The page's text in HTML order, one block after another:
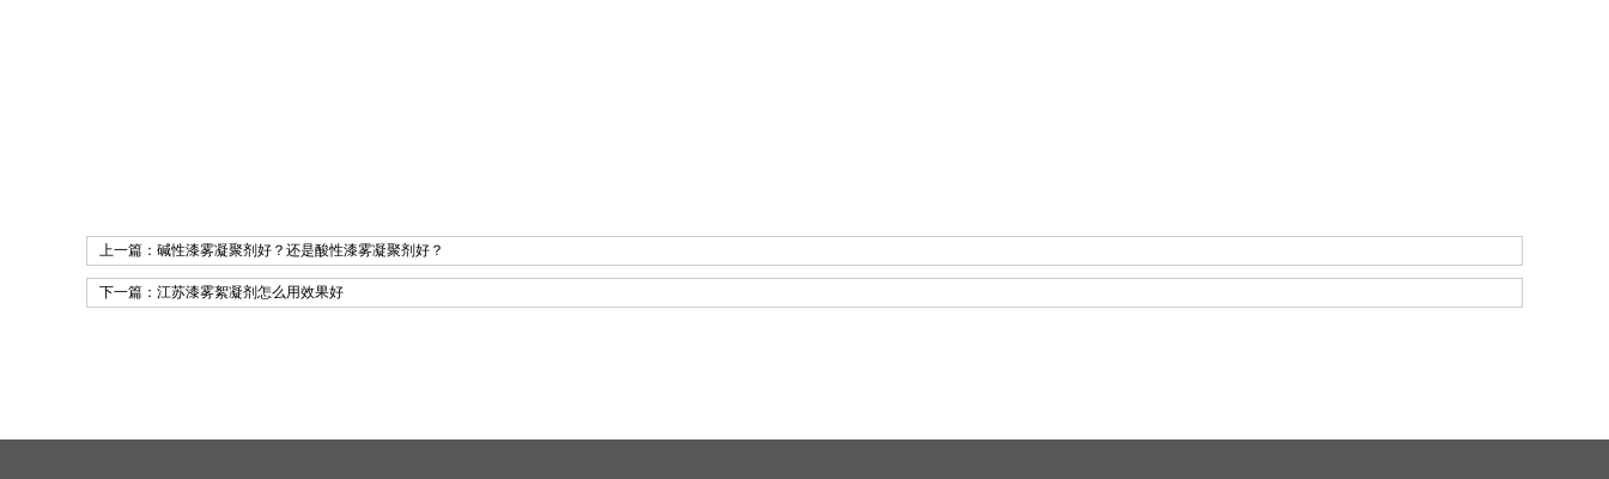
上一篇： 碱性漆雾凝聚剂好？还是酸性漆雾凝聚剂好？
下一篇： 江苏漆雾絮凝剂怎么用效果好